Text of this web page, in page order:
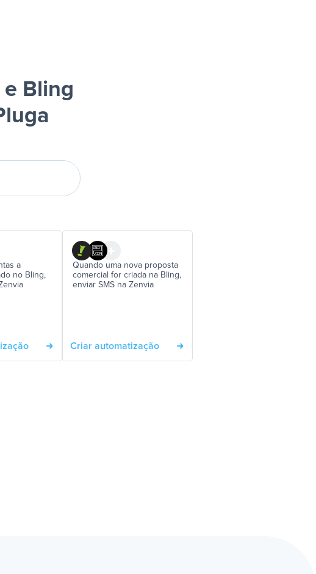
Bling
a
no Bling,
Quando uma nova proposta
comercial for criada na Bling,
enviar SMS na Zenvia
Criar automatização